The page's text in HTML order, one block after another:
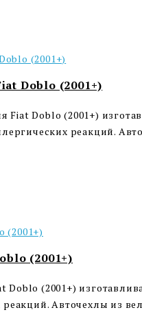
Doblo (2001+)
Fiat Doblo (2001+)
реакций.
(2001+)
Doblo (2001+)
Авточехлы из